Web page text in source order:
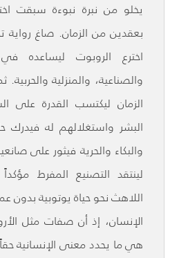
يخلو من نبرة نبوءة سبقت
بعقدين من الزمان. صاغ رواية
اخترع الروبوت ليساعده في
والصناعية، والمنزلية والحربية.
الزمان ليكتسب القدرة على
البشر واستغلالهم له فيدرك
والبكاء والحرية فيثور على
لينتقد التصنيع المفرط
اللاهث نحو حياة يوتوبية
الإنسان، إذ أن صفات مثل
هي ما يحدد معنى الإنسانية